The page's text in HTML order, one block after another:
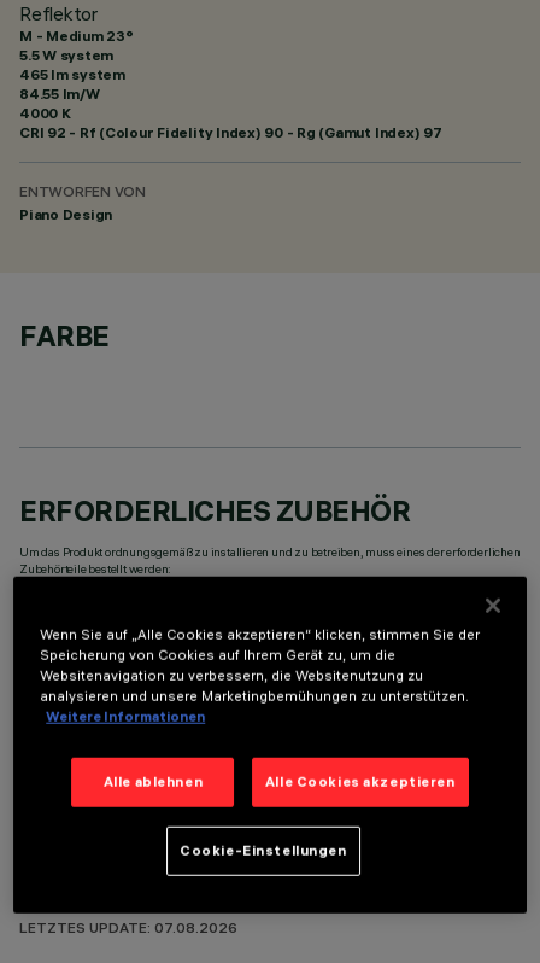
Reflektor
M - Medium 23°
5.5 W system
465 lm system
84.55 lm/W
4000 K
CRI 92 - Rf (Colour Fidelity Index) 90 - Rg (Gamut Index) 97
ENTWORFEN VON
Piano Design
FARBE
ERFORDERLICHES ZUBEHÖR
Um das Produkt ordnungsgemäß zu installieren und zu betreiben, muss eines der erforderlichen
Zubehörteile bestellt werden:
OPTIONALE KOMPONENTEN
LETZTES UPDATE: 07.08.2026
Wenn Sie auf „Alle Cookies akzeptieren“ klicken, stimmen Sie der
Speicherung von Cookies auf Ihrem Gerät zu, um die
Websitenavigation zu verbessern, die Websitenutzung zu
analysieren und unsere Marketingbemühungen zu unterstützen.
Weitere Informationen
Alle ablehnen Alle Cookies akzeptieren
Cookie-Einstellungen